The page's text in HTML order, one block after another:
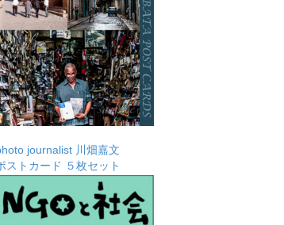
journalist 川畑嘉文
ストカード ５枚セット